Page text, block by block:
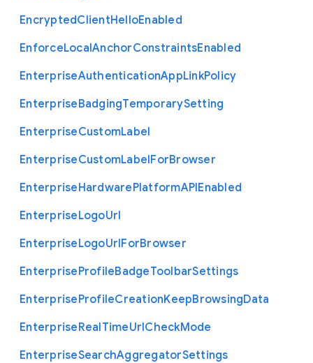
EncryptedClientHelloEnabled
EnforceLocalAnchorConstraintsEnabled
EnterpriseAuthenticationAppLinkPolicy
EnterpriseBadgingTemporarySetting
EnterpriseCustomLabel
EnterpriseCustomLabelForBrowser
EnterpriseHardwarePlatformAPIEnabled
EnterpriseLogoUrl
EnterpriseLogoUrlForBrowser
EnterpriseProfileBadgeToolbarSettings
EnterpriseProfileCreationKeepBrowsingData
EnterpriseRealTimeUrlCheckMode
EnterpriseSearchAggregatorSettings